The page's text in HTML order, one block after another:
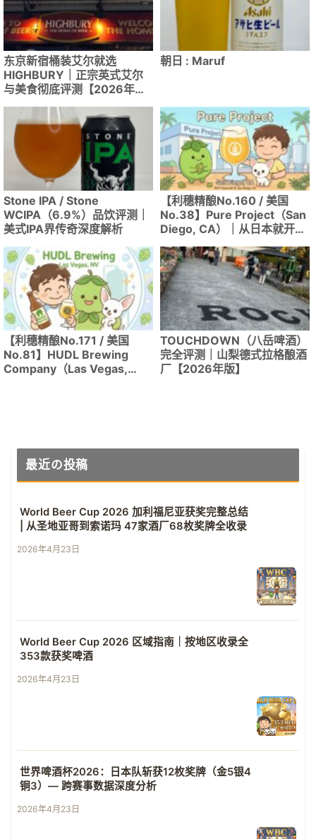
东京新宿桶装艾尔就选
HIGHBURY｜正宗英式艾尔
与美食彻底评测【2026年
版】
朝日 : Maruf
Stone IPA / Stone
WCIPA（6.9%）品饮评测｜
美式IPA界传奇深度解析
【利穗精酿No.160 / 美国
No.38】Pure Project（San
Diego, CA）｜从日本就开始
憧憬的最现代圣地亚哥酿造所
终于访问！
【利穗精酿No.171 / 美国
No.81】HUDL Brewing
Company（Las Vegas,
TOUCHDOWN（八岳啤酒）
完全评测｜山梨德式拉格酿酒
厂【2026年版】
最近の投稿
World Beer Cup 2026 加利福尼亚获奖完整总结
| 从圣地亚哥到索诺玛 47家酒厂68枚奖牌全收录
2026年4月23日
World Beer Cup 2026 区域指南｜按地区收录全
353款获奖啤酒
2026年4月23日
世界啤酒杯2026：日本队斩获12枚奖牌（金5银4
铜3）— 跨赛事数据深度分析
2026年4月23日